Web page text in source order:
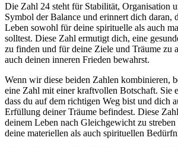
Die Zahl 24 steht für Stabilität, Organisation
Symbol der Balance und erinnert dich daran,
Leben sowohl für deine spirituelle als auch
solltest. Diese Zahl ermutigt dich, eine
zu finden und für deine Ziele und Träume zu
auch deinen inneren Frieden bewahrst.
Wenn wir diese beiden Zahlen kombinieren,
eine Zahl mit einer kraftvollen Botschaft. Sie
dass du auf dem richtigen Weg bist und dich
Erfüllung deiner Träume befindest. Diese
deinem Leben nach Gleichgewicht zu
deine materiellen als auch spirituellen